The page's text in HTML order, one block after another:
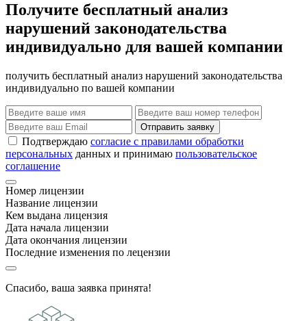
Получите бесплатный анализ
нарушений законодательства
индивидуально для вашей компании
получить бесплатный анализ нарушений законодательства
индивидуально по вашей компании
Отправить заявку
Подтверждаю согласие с правилами обработки
персональных данных и принимаю пользовательское
соглашение
Номер лицензии
Название лицензии
Кем выдана лицензия
Дата начала лицензии
Дата окончания лицензии
Последние изменения по лецензии
Спасибо, ваша заявка принята!